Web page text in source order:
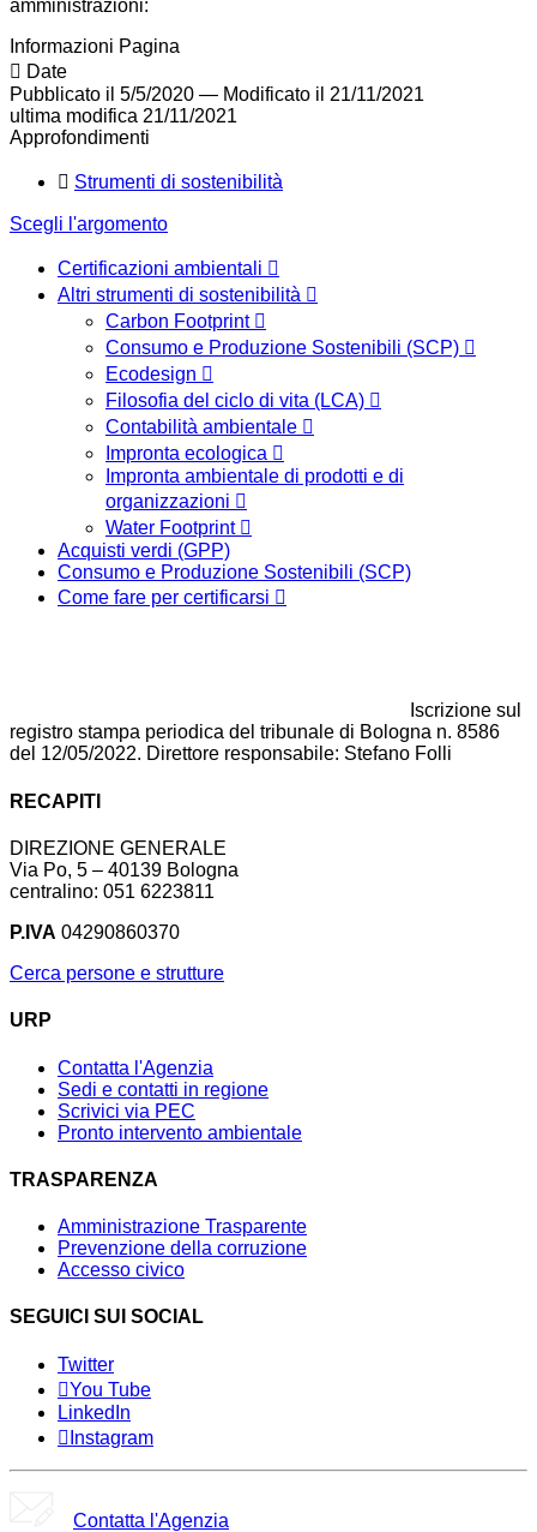
amministrazioni:
Informazioni Pagina
Date
Pubblicato il 5/5/2020 — Modificato il 21/11/2021
ultima modifica 21/11/2021
Approfondimenti
Strumenti di sostenibilità
Scegli l'argomento
Certificazioni ambientali
Altri strumenti di sostenibilità
Carbon Footprint
Consumo e Produzione Sostenibili (SCP)
Ecodesign
Filosofia del ciclo di vita (LCA)
Contabilità ambientale
Impronta ecologica
Impronta ambientale di prodotti e di
organizzazioni
Water Footprint
Acquisti verdi (GPP)
Consumo e Produzione Sostenibili (SCP)
Come fare per certificarsi
Iscrizione sul
registro stampa periodica del tribunale di Bologna n. 8586
del 12/05/2022. Direttore responsabile: Stefano Folli
RECAPITI
DIREZIONE GENERALE
Via Po, 5 – 40139 Bologna
centralino: 051 6223811
P.IVA 04290860370
Cerca persone e strutture
URP
Contatta l'Agenzia
Sedi e contatti in regione
Scrivici via PEC
Pronto intervento ambientale
TRASPARENZA
Amministrazione Trasparente
Prevenzione della corruzione
Accesso civico
SEGUICI SUI SOCIAL
Twitter
You Tube
LinkedIn
Instagram
Contatta l'Agenzia